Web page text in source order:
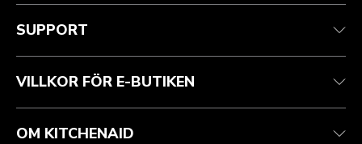
Health Check
Spåra din beställning
Garanti och dokument
Vanliga frågor
Regler och villkor
Returer och återbetalningar
Imprint
ODR
Varumärket
Hitta en butik
SUPPORT
VILLKOR FÖR E-BUTIKEN
OM KITCHENAID